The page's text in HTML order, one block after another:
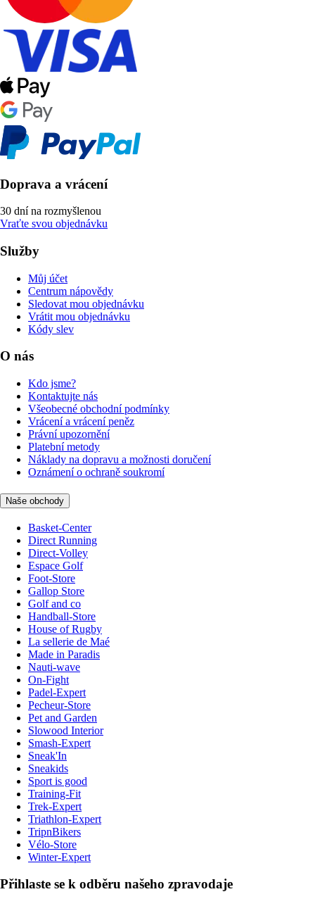
Doprava a vrácení
30 dní na rozmyšlenou
Vraťte svou objednávku
Služby
Můj účet
Centrum nápovědy
Sledovat mou objednávku
Vrátit mou objednávku
Kódy slev
O nás
Kdo jsme?
Kontaktujte nás
Všeobecné obchodní podmínky
Vrácení a vrácení peněz
Právní upozornění
Platební metody
Náklady na dopravu a možnosti doručení
Oznámení o ochraně soukromí
Naše obchody
Basket-Center
Direct Running
Direct-Volley
Espace Golf
Foot-Store
Gallop Store
Golf and co
Handball-Store
House of Rugby
La sellerie de Maé
Made in Paradis
Nauti-wave
On-Fight
Padel-Expert
Pecheur-Store
Pet and Garden
Slowood Interior
Smash-Expert
Sneak'In
Sneakids
Sport is good
Training-Fit
Trek-Expert
Triathlon-Expert
TripnBikers
Vélo-Store
Winter-Expert
Přihlaste se k odběru našeho zpravodaje